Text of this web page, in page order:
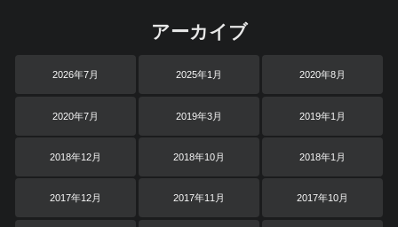
アーカイブ
2026年7月 2025年1月 2020年8月
2020年7月 2019年3月 2019年1月
2018年12月 2018年10月 2018年1月
2017年12月 2017年11月 2017年10月